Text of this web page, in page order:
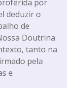
por
deduzir o
de
Doutrina
tanto na
pela
e